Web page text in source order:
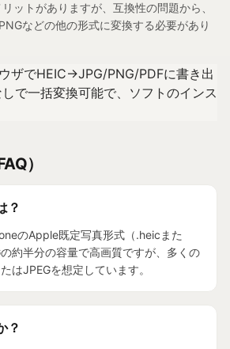
ットがありますが、互換性の問題から、
などの他の形式に変換する必要があり
ザでHEIC→JPG/PNG/PDFに書き出
で一括変換可能で、ソフトのインス
）
？
のApple既定写真形式（.heicまた
約半分の容量で高画質ですが、多くの
はJPEGを想定しています。
？